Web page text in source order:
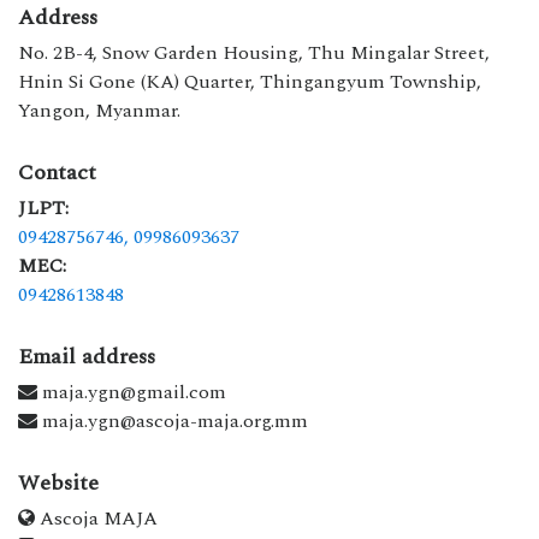
Address
No. 2B-4, Snow Garden Housing, Thu Mingalar Street,
Hnin Si Gone (KA) Quarter, Thingangyum Township,
Yangon, Myanmar.
Contact
JLPT:
09428756746, 09986093637
MEC:
09428613848
Email address
maja.ygn@gmail.com
maja.ygn@ascoja-maja.org.mm
Website
Ascoja MAJA